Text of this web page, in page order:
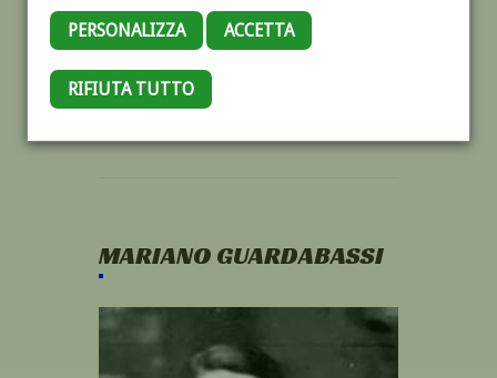
PERSONALIZZA ACCETTA
RIFIUTA TUTTO
MARIANO GUARDABASSI